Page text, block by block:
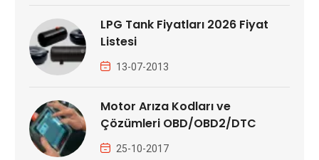
LPG Tank Fiyatları 2026 Fiyat
Listesi
13-07-2013
Motor Arıza Kodları ve
Çözümleri OBD/OBD2/DTC
25-10-2017